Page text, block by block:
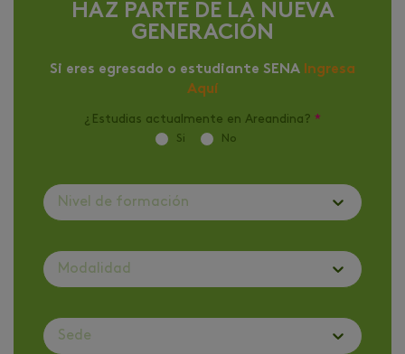
HAZ PARTE DE LA NUEVA
GENERACIÓN
Si eres egresado o estudiante SENA Ingresa
Aquí
¿Estudias actualmente en Areandina? *
Si No
Nivel de formación
Modalidad
Sede